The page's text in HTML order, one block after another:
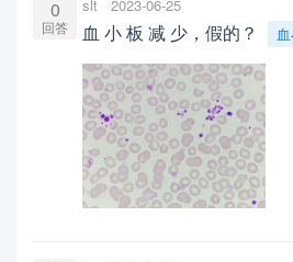
0
回答
slt 2023-06-25
血 小 板 减 少，假的？